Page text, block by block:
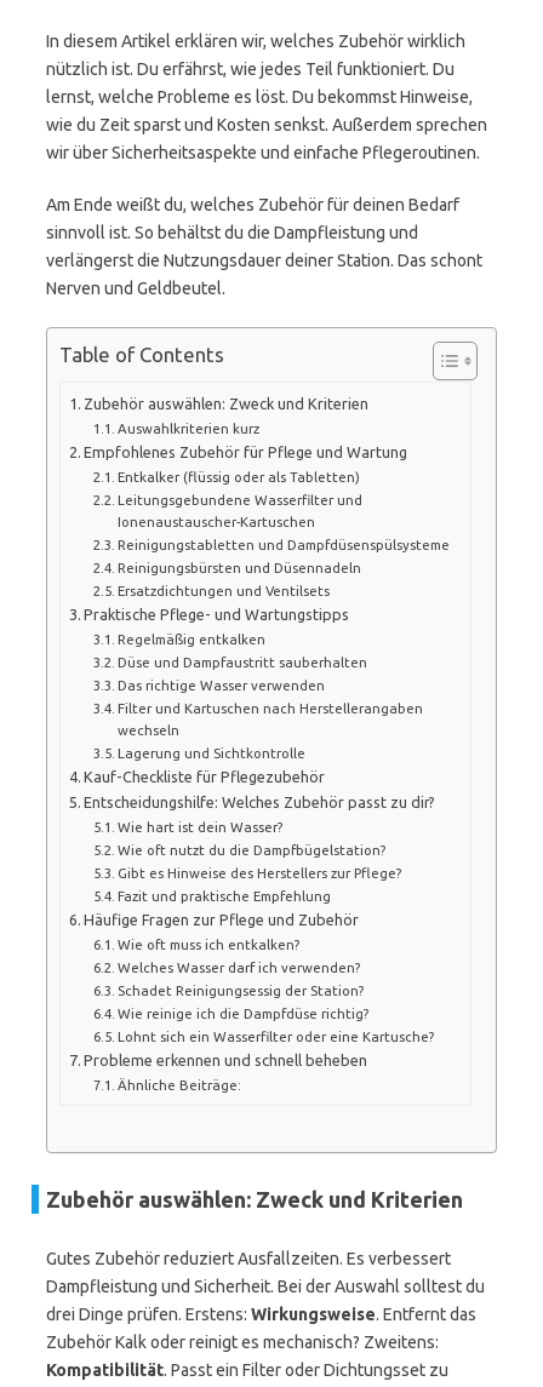
In diesem Artikel erklären wir, welches Zubehör wirklich
nützlich ist. Du erfährst, wie jedes Teil funktioniert. Du
lernst, welche Probleme es löst. Du bekommst Hinweise,
wie du Zeit sparst und Kosten senkst. Außerdem sprechen
wir über Sicherheitsaspekte und einfache Pflegeroutinen.
Am Ende weißt du, welches Zubehör für deinen Bedarf
sinnvoll ist. So behältst du die Dampfleistung und
verlängerst die Nutzungsdauer deiner Station. Das schont
Nerven und Geldbeutel.
Table of Contents
Zubehör auswählen: Zweck und Kriterien
Auswahlkriterien kurz
Empfohlenes Zubehör für Pflege und Wartung
Entkalker (flüssig oder als Tabletten)
Leitungsgebundene Wasserfilter und
Ionenaustauscher-Kartuschen
Reinigungstabletten und Dampfdüsenspülsysteme
Reinigungsbürsten und Düsennadeln
Ersatzdichtungen und Ventilsets
Praktische Pflege- und Wartungstipps
Regelmäßig entkalken
Düse und Dampfaustritt sauberhalten
Das richtige Wasser verwenden
Filter und Kartuschen nach Herstellerangaben
wechseln
Lagerung und Sichtkontrolle
Kauf-Checkliste für Pflegezubehör
Entscheidungshilfe: Welches Zubehör passt zu dir?
Wie hart ist dein Wasser?
Wie oft nutzt du die Dampfbügelstation?
Gibt es Hinweise des Herstellers zur Pflege?
Fazit und praktische Empfehlung
Häufige Fragen zur Pflege und Zubehör
Wie oft muss ich entkalken?
Welches Wasser darf ich verwenden?
Schadet Reinigungsessig der Station?
Wie reinige ich die Dampfdüse richtig?
Lohnt sich ein Wasserfilter oder eine Kartusche?
Probleme erkennen und schnell beheben
Ähnliche Beiträge:
Zubehör auswählen: Zweck und Kriterien
Gutes Zubehör reduziert Ausfallzeiten. Es verbessert
Dampfleistung und Sicherheit. Bei der Auswahl solltest du
drei Dinge prüfen. Erstens: Wirkungsweise. Entfernt das
Zubehör Kalk oder reinigt es mechanisch? Zweitens:
Kompatibilität. Passt ein Filter oder Dichtungsset zu